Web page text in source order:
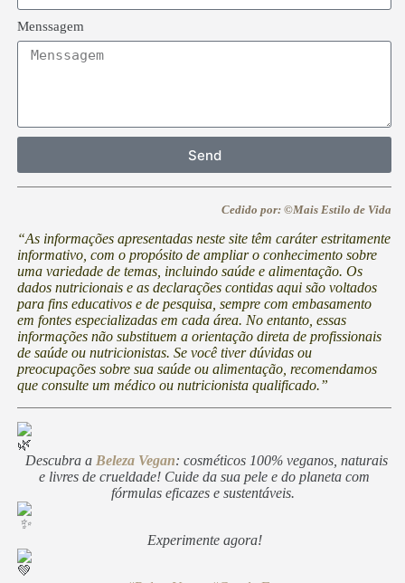
Menssagem
Send
Cedido por: ©Mais Estilo de Vida
“As informações apresentadas neste site têm caráter estritamente
informativo, com o propósito de ampliar o conhecimento sobre
uma variedade de temas, incluindo saúde e alimentação. Os
dados nutricionais e as declarações contidas aqui são voltados
para fins educativos e de pesquisa, sempre com embasamento
em fontes especializadas em cada área. No entanto, essas
informações não substituem a orientação direta de profissionais
de saúde ou nutricionistas. Se você tiver dúvidas ou
preocupações sobre sua saúde ou alimentação, recomendamos
que consulte um médico ou nutricionista qualificado.”
Descubra a Beleza Vegan: cosméticos 100% veganos, naturais
e livres de crueldade! Cuide da sua pele e do planeta com
fórmulas eficazes e sustentáveis.
Experimente agora!